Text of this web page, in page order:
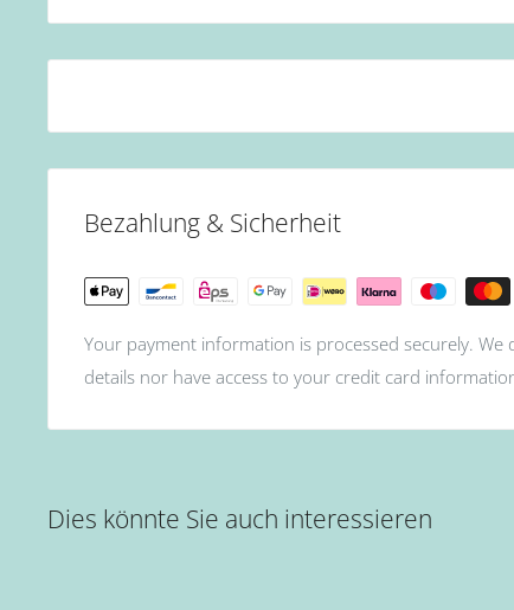
Farbnagellacke haben folgende Eigenschaften:
geeignet für den täglichen Gebrauch
UV/LED-Lampe nötig: Ja
14 Tage kratz- & splitterfest
Bezahlung & Sicherheit
Your payment information is processed securely.
details nor have access to your credit card
Dies könnte Sie auch interessieren